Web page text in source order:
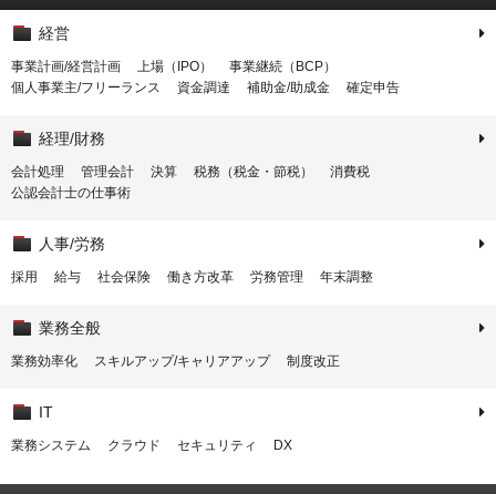
経営
事業計画/経営計画 上場（IPO）
事業継続（BCP）
個人事業主/フリーランス
資金調達 補助金/助成金 確定申告
経理/財務
会計処理 管理会計 決算 税務（税金・節税）
消費税
公認会計士の仕事術
人事/労務
採用 給与 社会保険 働き方改革 労務管理 年末調整
業務全般
業務効率化 スキルアップ/キャリアアップ 制度改正
IT
業務システム クラウド セキュリティ DX